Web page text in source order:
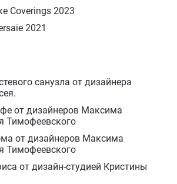
Coverings 2023
2021
санузла от дизайнера
от дизайнеров Максима
Тимофеевского
от дизайнеров Максима
Тимофеевского
от дизайн-студией Кристины